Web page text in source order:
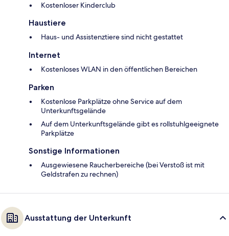
Kostenloser Kinderclub
Haustiere
Haus- und Assistenztiere sind nicht gestattet
Internet
Kostenloses WLAN in den öffentlichen Bereichen
Parken
Kostenlose Parkplätze ohne Service auf dem
Unterkunftsgelände
Auf dem Unterkunftsgelände gibt es rollstuhlgeeignete
Parkplätze
Sonstige Informationen
Ausgewiesene Raucherbereiche (bei Verstoß ist mit
Geldstrafen zu rechnen)
Ausstattung der Unterkunft